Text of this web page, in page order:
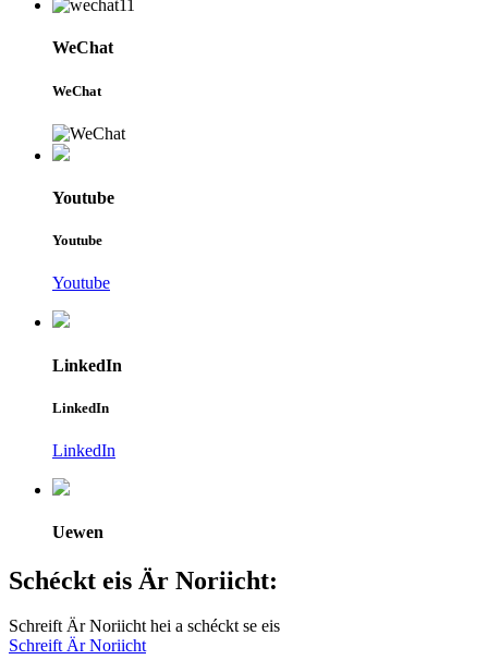
WeChat
WeChat
Youtube
Youtube
Youtube
LinkedIn
LinkedIn
LinkedIn
Uewen
Schéckt eis Är Noriicht:
Schreift Är Noriicht hei a schéckt se eis
Schreift Är Noriicht